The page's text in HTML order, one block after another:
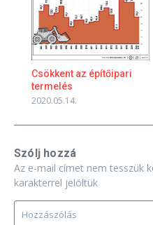
Csökkent az építőipari
termelés
2020.05.14.
Szólj hozzá
Az e-mail címet nem tesszük
karakterrel jelöltük